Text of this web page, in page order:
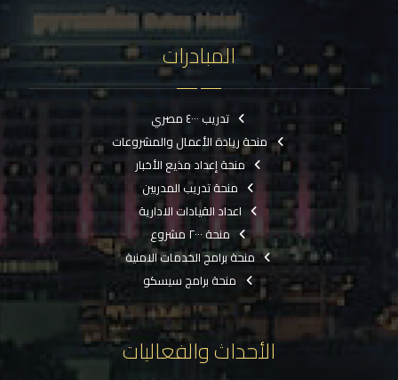
المبادرات
تدريب ٤٠٠٠ مصري
منحة ريادة الأعمال والمشروعات
منحة إعداد مذيع الأخبار
منحة تدريب المدربين
اعداد القيادات الادارية
منحة ٢٠٠٠ مشروع
منحة برامج الخدمات الامنية
منحة برامج سيسكو
الأحداث والفعاليات